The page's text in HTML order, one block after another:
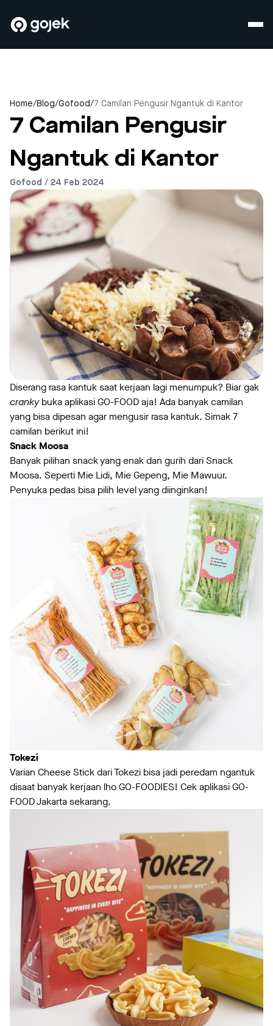
Home/Blog/Gofood/7 Camilan Pengusir Ngantuk di Kantor
7 Camilan Pengusir
Ngantuk di Kantor
Gofood / 24 Feb 2024
Diserang rasa kantuk saat kerjaan lagi menumpuk? Biar gak
crankybuka aplikasi GO-FOOD aja! Ada banyak camilan
yang bisa dipesan agar mengusir rasa kantuk. Simak 7
camilan berikut ini!
Snack Moosa
Banyak pilihan snack yang enak dan gurih dari Snack
Moosa. Seperti Mie Lidi, Mie Gepeng, Mie Mawuur.
Penyuka pedas bisa pilih level yang diinginkan!
Tokezi
Varian Cheese Stick dari Tokezi bisa jadi peredam ngantuk
disaat banyak kerjaan lho GO-FOODIES! Cek aplikasi GO-
FOOD Jakarta sekarang.